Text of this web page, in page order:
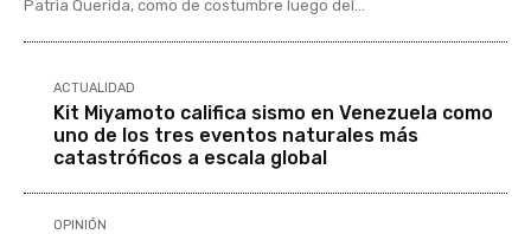
Patria Querida, como de costumbre luego del...
ACTUALIDAD
Kit Miyamoto califica sismo en Venezuela como
uno de los tres eventos naturales más
catastróficos a escala global
OPINIÓN